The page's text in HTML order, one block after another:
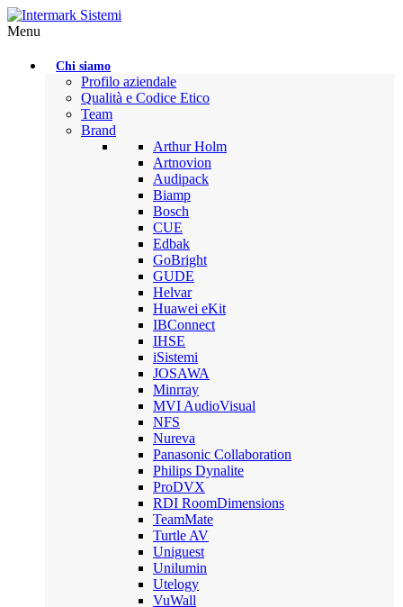
Menu
Chi siamo
Profilo aziendale
Qualità e Codice Etico
Team
Brand
Arthur Holm
Artnovion
Audipack
Biamp
Bosch
CUE
Edbak
GoBright
GUDE
Helvar
Huawei eKit
IBConnect
IHSE
iSistemi
JOSAWA
Minrray
MVI AudioVisual
NFS
Nureva
Panasonic Collaboration
Philips Dynalite
ProDVX
RDI RoomDimensions
TeamMate
Turtle AV
Uniguest
Unilumin
Utelogy
VuWall